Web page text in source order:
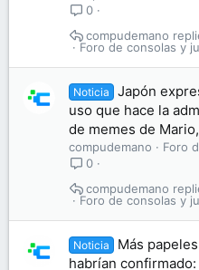
0
Foro de consolas y
compudemano
Noticia
Japón
uso que hace la
de memes de
compudemano
Foro
0
Foro de consolas y
compudemano
Noticia
Más
habrían